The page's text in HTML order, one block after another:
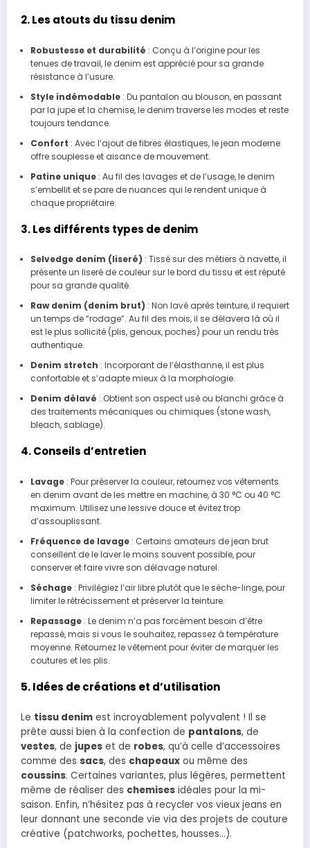
2. Les atouts du tissu denim
Robustesse et durabilité : Conçu à l’origine pour les
tenues de travail, le denim est apprécié pour sa grande
résistance à l’usure.
Style indémodable: Du pantalon au blouson, en passant
par la jupe et la chemise, le denim traverse les modes et reste
toujours tendance.
Confort : Avec l’ajout de fibres élastiques, le jean moderne
offre souplesse et aisance de mouvement.
Patine unique: Au fil des lavages et de l’usage, le denim
s’embellit et se pare de nuances qui le rendent unique à
chaque propriétaire.
3. Les différents types de denim
Selvedge denim (liseré) : Tissé sur des métiers à navette, il
présente un liseré de couleur sur le bord du tissu et est réputé
pour sa grande qualité.
Raw denim (denim brut) : Non lavé après teinture, il requiert
un temps de “rodage”. Au fil des mois, il se délavera là où il
est le plus sollicité (plis, genoux, poches) pour un rendu très
authentique.
Denim stretch : Incorporant de l’élasthanne, il est plus
confortable et s’adapte mieux à la morphologie.
Denim délavé : Obtient son aspect usé ou blanchi grâce à
des traitements mécaniques ou chimiques (stone wash,
bleach, sablage).
4. Conseils d’entretien
Lavage: Pour préserver la couleur, retournez vos vêtements
en denim avant de les mettre en machine, à 30 °C ou 40 °C
maximum. Utilisez une lessive douce et évitez trop
d’assouplissant.
Fréquence de lavage: Certains amateurs de jean brut
conseillent de le laver le moins souvent possible, pour
conserver et faire vivre son délavage naturel.
Séchage: Privilégiez l’air libre plutôt que le sèche-linge, pour
limiter le rétrécissement et préserver la teinture.
Repassage: Le denim n’a pas forcément besoin d’être
repassé, mais si vous le souhaitez, repassez à température
moyenne. Retournez le vêtement pour éviter de marquer les
coutures et les plis.
5. Idées de créations et d’utilisation
Le tissu denim est incroyablement polyvalent ! Il se
prête aussi bien à la confection de pantalons, de
vestes, de jupes et de robes, qu’à celle d’accessoires
comme des sacs, des chapeaux ou même des
coussins. Certaines variantes, plus légères, permettent
même de réaliser des chemises idéales pour la mi-
saison. Enfin, n’hésitez pas à recycler vos vieux jeans en
leur donnant une seconde vie via des projets de couture
créative (patchworks, pochettes, housses…).